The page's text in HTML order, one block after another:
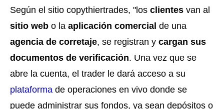
Según el sitio copythiertrades, "los clientes van al
sitio web o la aplicación comercial de una
agencia de corretaje, se registran y cargan sus
documentos de verificación. Una vez que se
abre la cuenta, el trader le dará acceso a su
plataforma de operaciones en vivo donde se
puede administrar sus fondos, ya sean depósitos o